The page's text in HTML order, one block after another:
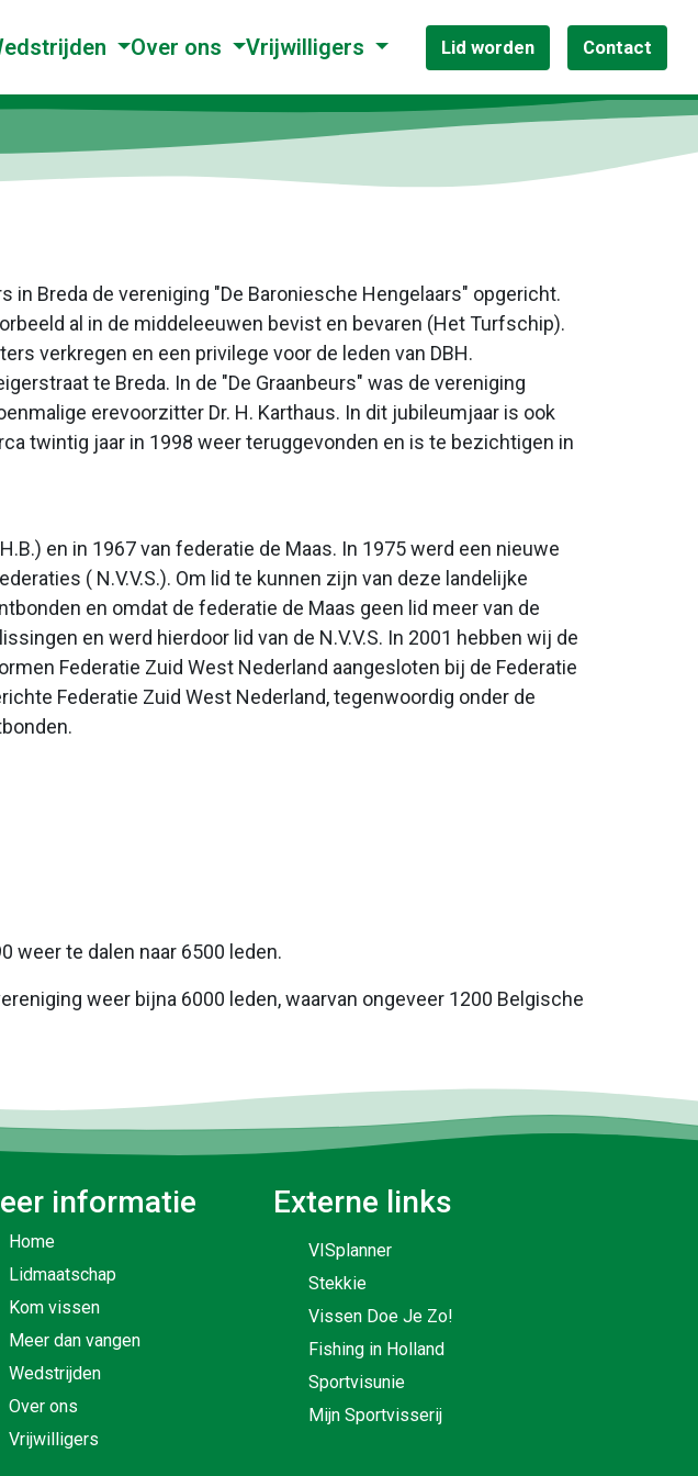
Over ons Vrijwilligers Lid worden Contact
Breda de vereniging "De Baroniesche Hengelaars" opgericht.
al in de middeleeuwen bevist en bevaren (Het Turfschip).
verkregen en een privilege voor de leden van DBH.
te Breda. In de "De Graanbeurs" was de vereniging
erevoorzitter Dr. H. Karthaus. In dit jubileumjaar is ook
twintig jaar in 1998 weer teruggevonden en is te bezichtigen in
en in 1967 van federatie de Maas. In 1975 werd een nieuwe
( N.V.V.S.). Om lid te kunnen zijn van deze landelijke
en omdat de federatie de Maas geen lid meer van de
en werd hierdoor lid van de N.V.V.S. In 2001 hebben wij de
Federatie Zuid West Nederland aangesloten bij de Federatie
Federatie Zuid West Nederland, tegenwoordig onder de
weer te dalen naar 6500 leden.
weer bijna 6000 leden, waarvan ongeveer 1200 Belgische
informatie
Home
Lidmaatschap
Kom vissen
Meer dan vangen
Wedstrijden
Over ons
Vrijwilligers
Externe links
VISplanner
Stekkie
Vissen Doe Je Zo!
Fishing in Holland
Sportvisunie
Mijn Sportvisserij